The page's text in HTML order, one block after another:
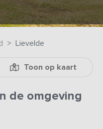
Lievelde
Toon op kaart
de omgeving